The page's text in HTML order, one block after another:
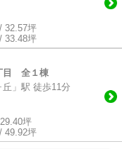
32.57坪
33.48坪
目 全１棟
」駅 徒歩11分
坪
49.92坪